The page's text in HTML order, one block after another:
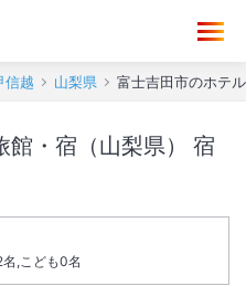
信越 山梨県 富士吉田市のホテ
・宿（山梨県） 宿
,こども0名